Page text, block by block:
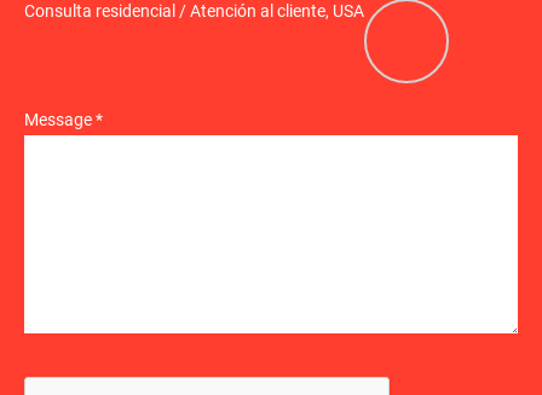
Consulta residencial / Atención al cliente, USA
Message *